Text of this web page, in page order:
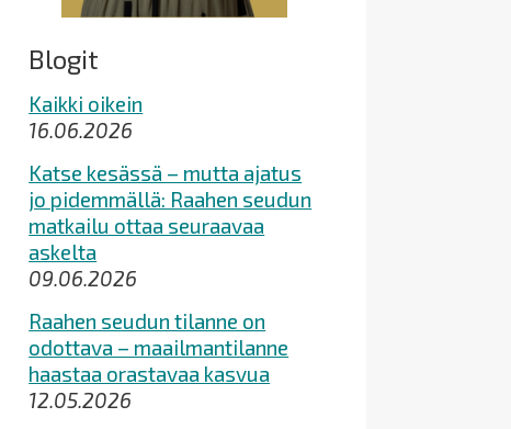
Blogit
Kaikki oikein
16.06.2026
Katse kesässä – mutta ajatus
jo pidemmällä: Raahen seudun
matkailu ottaa seuraavaa
askelta
09.06.2026
Raahen seudun tilanne on
odottava – maailmantilanne
haastaa orastavaa kasvua
12.05.2026